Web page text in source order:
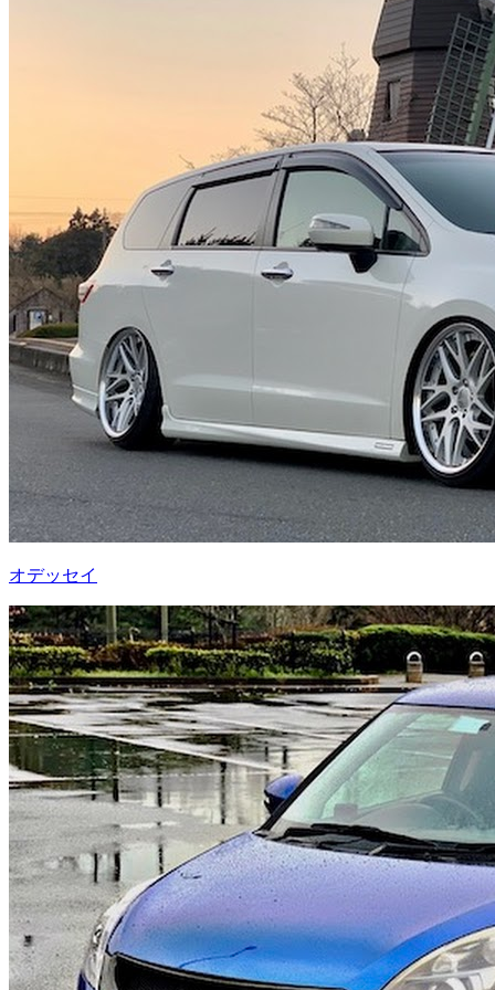
オデッセイ